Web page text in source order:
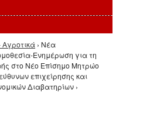
Αγροτικά › Νέα
Ενημέρωση για τη
στο Νέο Επίσημο Μητρώο
επιχείρησης και
Διαβατηρίων ›